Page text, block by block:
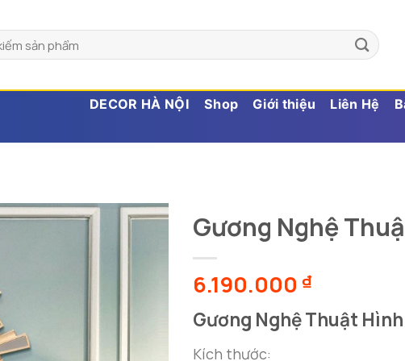
DECOR HÀ NỘI Shop Giới thiệu Liên Hệ
Gương Nghệ
6.190.000 ₫
Gương Nghệ Thuật
Kích thước: